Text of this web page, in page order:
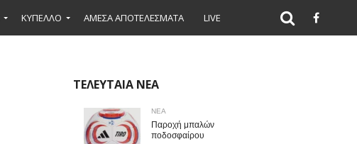
ΚΥΠΕΛΛΟ ΑΜΕΣΑ ΑΠΟΤΕΛΕΣΜΑΤΑ LIVE
ΤΕΛΕΥΤΑΙΑ ΝΕΑ
ΝΕΑ
Παροχή μπαλών
ποδοσφαίρου